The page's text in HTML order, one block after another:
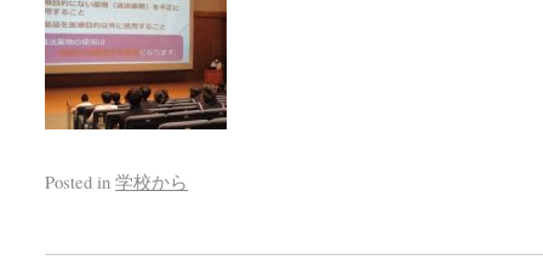
Posted in 学校から